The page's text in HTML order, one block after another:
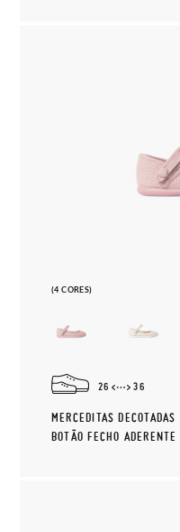
(4 CORES)
26 36
MERCEDITAS DECOTADAS
BOTÃO FECHO ADERENTE